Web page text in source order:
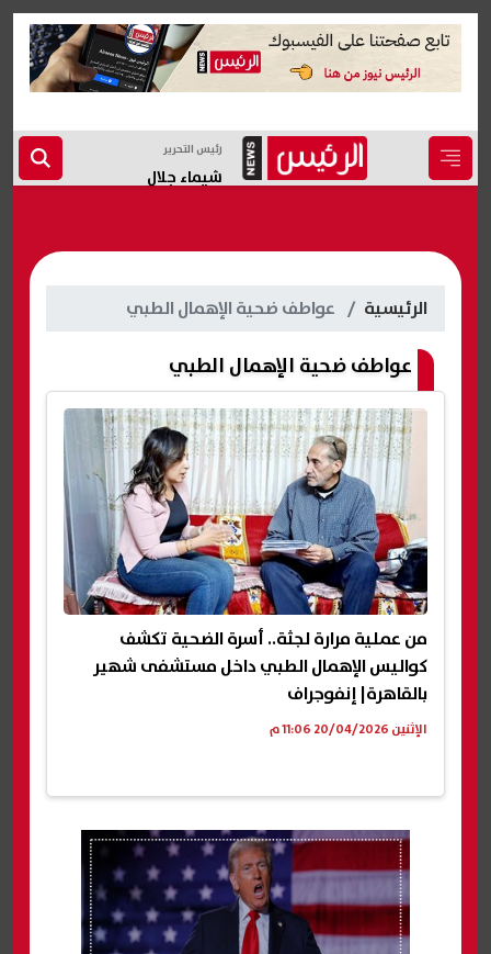
رئيس التحرير
شيماء جلال
الرئيسية عواطف ضحية الإهمال الطبي
عواطف ضحية الإهمال الطبي
من عملية مرارة لجثة.. أسرة الضحية تكشف
كواليس الإهمال الطبي داخل مستشفى شهير
بالقاهرة| إنفوجراف
الإثنين 20/04/2026 11:06 م